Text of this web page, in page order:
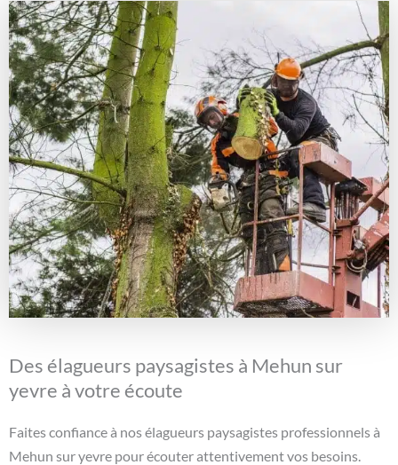
Des élagueurs paysagistes à Mehun sur
yevre à votre écoute
Faites confiance à nos élagueurs paysagistes professionnels à
Mehun sur yevre pour écouter attentivement vos besoins.